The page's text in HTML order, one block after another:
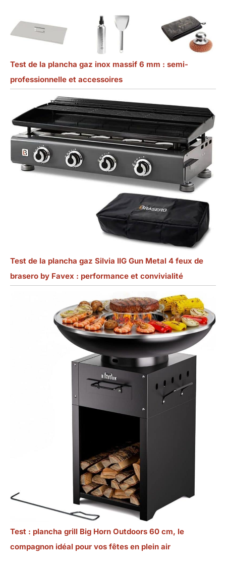
Test de la plancha gaz inox massif 6 mm : semi-
professionnelle et accessoires
Test de la plancha gaz Silvia IIG Gun Metal 4 feux de
brasero by Favex : performance et convivialité
Test : plancha grill Big Horn Outdoors 60 cm, le
compagnon idéal pour vos fêtes en plein air